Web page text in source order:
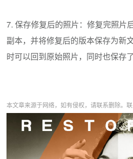
7. 保存修复后的照片：修复完照片
副本，并将修复后的版本保存为新
时可以回到原始照片，同时也保存
本文章来源于网络，如有侵权，请联系删除。